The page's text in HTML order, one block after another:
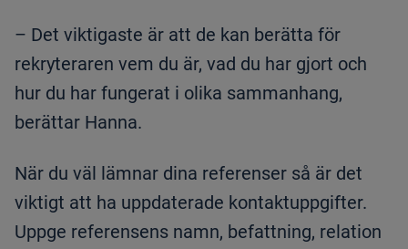
– Det viktigaste är att de kan berätta för
rekryteraren vem du är, vad du har gjort och
hur du har fungerat i olika sammanhang,
berättar Hanna.
När du väl lämnar dina referenser så är det
viktigt att ha uppdaterade kontaktuppgifter.
Uppge referensens namn, befattning, relation